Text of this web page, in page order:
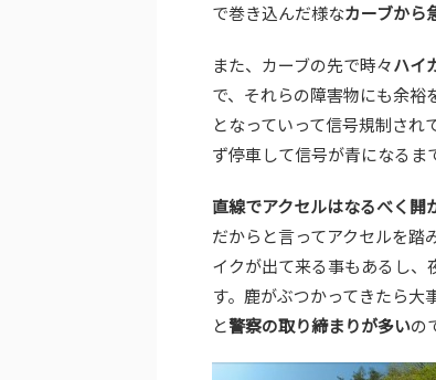
で巻き込んだ様なカーブから
また、カーブの先で時々ハイ
で、それらの障害物にも余裕
となっていって信号規制さ
ず停車して信号が青になるま
直線でアクセルはなるべく開
だからと言ってアクセルを踏
イクが出て来る事もあるし
す。鹿がぶつかってきたら大
と警察の取り締まりが多いの